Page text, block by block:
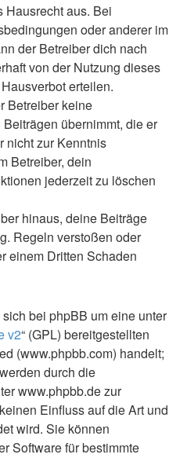
Hausrecht aus. Bei
oder anderer im
der Betreiber dich nach
von der Nutzung dieses
erteilen.
Betreiber keine
übernimmt, die er
nicht zur Kenntnis
Betreiber, dein
jederzeit zu löschen
hinaus, deine Beiträge
Regeln verstoßen oder
einem Dritten Schaden
bei phpBB um eine unter
v2“ (GPL) bereitgestellten
(www.phpbb.com) handelt;
durch die
www.phpbb.de zur
Einfluss auf die Art und
wird. Sie können
Software für bestimmte